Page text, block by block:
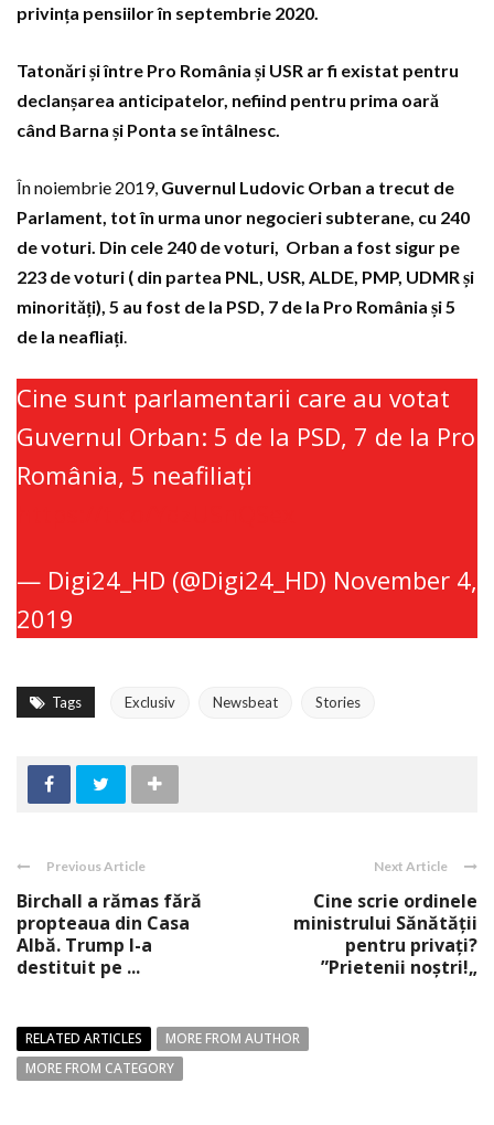
privința pensiilor în septembrie 2020.
Tatonări și între Pro România și USR ar fi existat pentru
declanșarea anticipatelor, nefiind pentru prima oară
când Barna și Ponta se întâlnesc.
În noiembrie 2019, Guvernul Ludovic Orban a trecut de
Parlament, tot în urma unor negocieri subterane, cu 240
de voturi. Din cele 240 de voturi, Orban a fost sigur pe
223 de voturi ( din partea PNL, USR, ALDE, PMP, UDMR și
minorități), 5 au fost de la PSD, 7 de la Pro România și 5
de la neafliați.
Cine sunt parlamentarii care au votat
Guvernul Orban: 5 de la PSD, 7 de la Pro
România, 5 neafiliați
— Digi24_HD (@Digi24_HD) November 4,
2019
Tags Exclusiv Newsbeat Stories
Previous Article
Birchall a rămas fără
propteaua din Casa
Albă. Trump l-a
destituit pe ...
Next Article
Cine scrie ordinele
ministrului Sănătăţii
pentru privați?
”Prietenii noștri!„
RELATED ARTICLES
MORE FROM AUTHOR
MORE FROM CATEGORY